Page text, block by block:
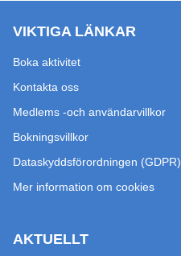
VIKTIGA LÄNKAR
Boka aktivitet
Kontakta oss
Medlems -och användarvillkor
Bokningsvillkor
Dataskyddsförordningen (GDPR)
Mer information om cookies
AKTUELLT